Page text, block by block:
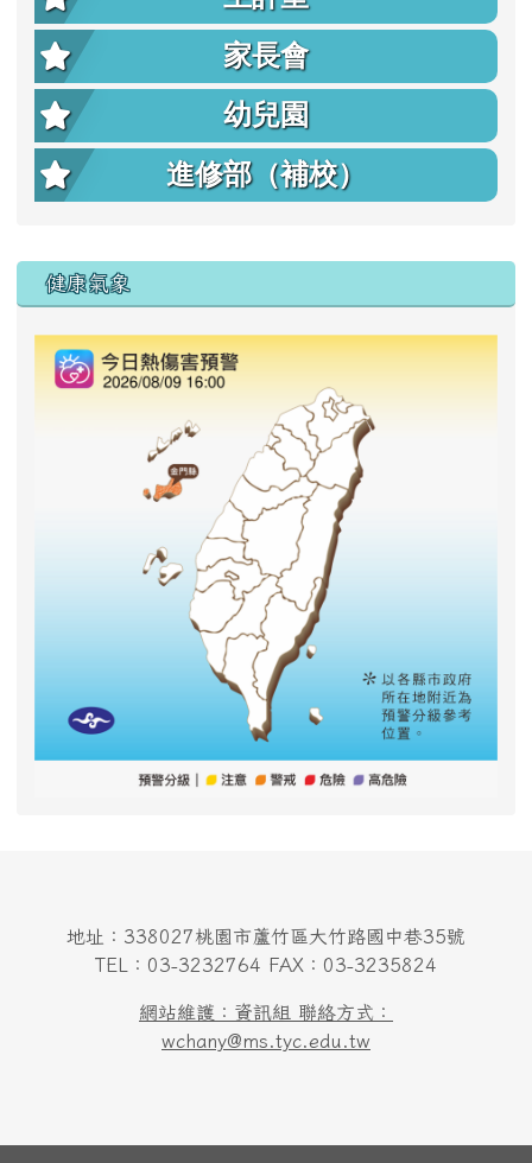
家長會
幼兒園
進修部（補校）
右邊區域內容
健康氣象
地址：338027桃園市蘆竹區大竹路國中巷35號
TEL：03-3232764 FAX：03-3235824
網站維護：資訊組 聯絡方式：
wchany@ms.tyc.edu.tw